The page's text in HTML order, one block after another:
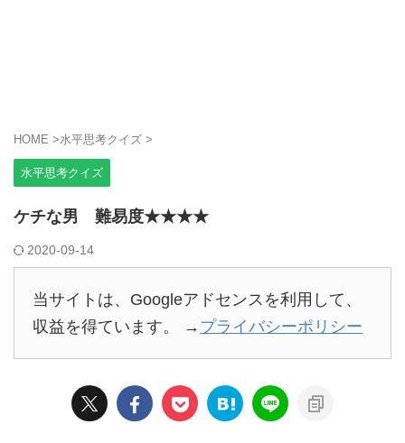
HOME >水平思考クイズ >
水平思考クイズ
ケチな男 難易度★★★★
2020-09-14
当サイトは、Googleアドセンスを利用して、
収益を得ています。 → プライバシーポリシー